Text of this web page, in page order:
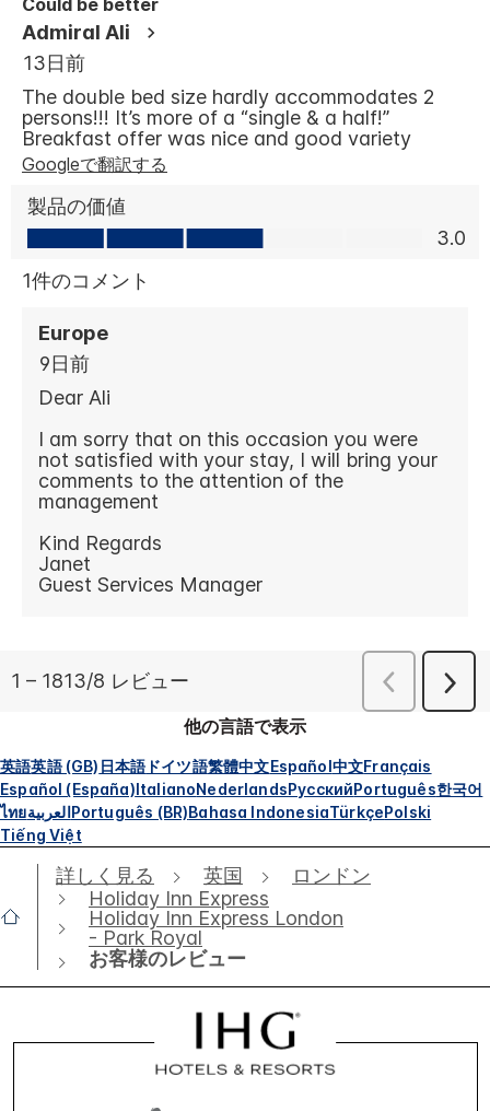
他の言語で表示
英語英語 (GB) 日本語 ドイツ語繁體中文Español中文Français
Español (España)ItalianoNederlandsРусскийPortuguês한국어
ไทยالعربيةPortuguês (BR)Bahasa IndonesiaTürkçePolski
Tiếng Việt
詳しく見る 英国
ロンドン
Holiday Inn Express
Holiday Inn Express London
- Park Royal
お客様のレビュー